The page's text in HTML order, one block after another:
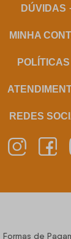
DÚVIDAS
MINHA
POLÍTICAS
REDES
Formas de